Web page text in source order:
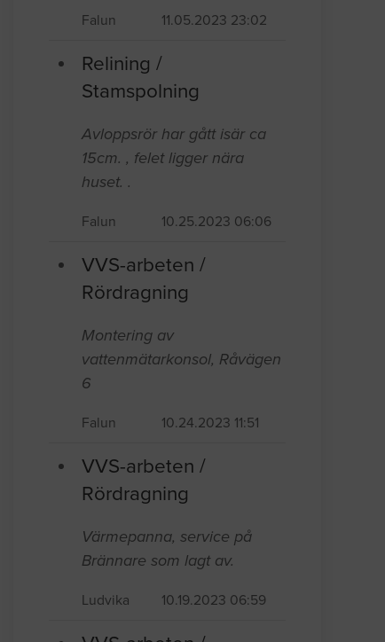
Falun 11.05.2023 23:02
Relining /
Stamspolning
Avloppsrör har gått isär ca
15cm. , felet ligger nära
huset. .
Falun 10.25.2023 06:06
VVS-arbeten /
Rördragning
Montering av
vattenmätarkonsol, Råvägen
6
Falun 10.24.2023 11:51
VVS-arbeten /
Rördragning
Värmepanna, service på
Brännare som lagt av.
Ludvika 10.19.2023 06:59